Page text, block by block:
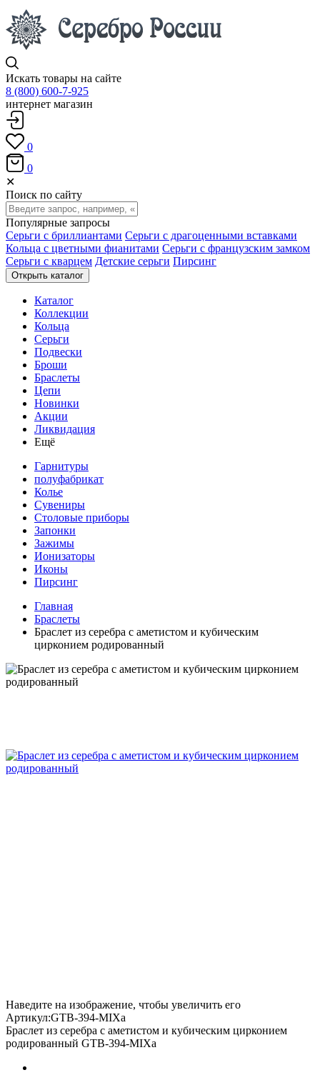
Искать товары на сайте
8 (800) 600-7-925
интернет магазин
0
0
✕
Поиск по сайту
Популярные запросы
Серьги с бриллиантами Серьги с драгоценными вставками
Кольца с цветными фианитами Серьги с французским замком
Серьги с кварцем Детские серьги Пирсинг
Открыть каталог
Каталог
Коллекции
Кольца
Серьги
Подвески
Броши
Браслеты
Цепи
Новинки
Акции
Ликвидация
Ещё
Гарнитуры
полуфабрикат
Колье
Сувениры
Столовые приборы
Запонки
Зажимы
Ионизаторы
Иконы
Пирсинг
Главная
Браслеты
Браслет из серебра с аметистом и кубическим
цирконием родированный
Наведите на изображение, чтобы увеличить его
Артикул:GTB-394-MIXа
Браслет из серебра с аметистом и кубическим цирконием
родированный GTB-394-MIXа